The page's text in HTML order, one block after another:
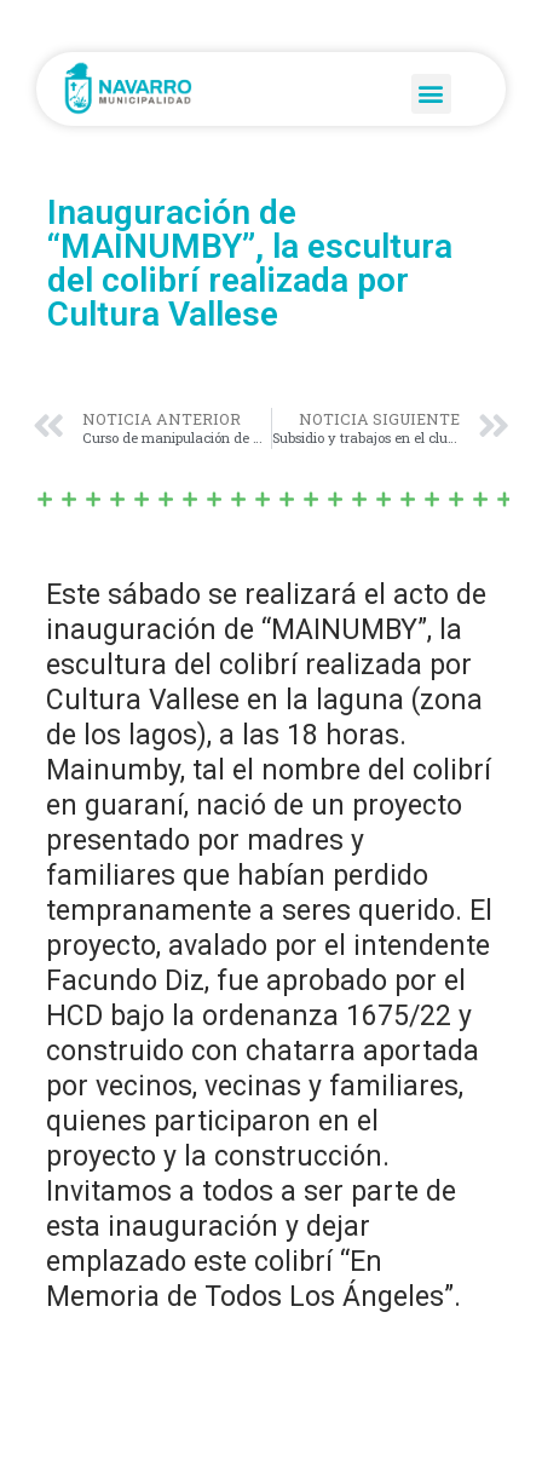
Inauguración de
“MAINUMBY”, la escultura
del colibrí realizada por
Cultura Vallese
NOTICIA ANTERIOR
Curso de manipulación de alimentos
NOTICIA SIGUIENTE
Subsidio y trabajos en el club Jorge Brown de Villa Moll
Este sábado se realizará el acto de
inauguración de “MAINUMBY”, la
escultura del colibrí realizada por
Cultura Vallese en la laguna (zona
de los lagos), a las 18 horas.
Mainumby, tal el nombre del colibrí
en guaraní, nació de un proyecto
presentado por madres y
familiares que habían perdido
tempranamente a seres querido. El
proyecto, avalado por el intendente
Facundo Diz, fue aprobado por el
HCD bajo la ordenanza 1675/22 y
construido con chatarra aportada
por vecinos, vecinas y familiares,
quienes participaron en el
proyecto y la construcción.
Invitamos a todos a ser parte de
esta inauguración y dejar
emplazado este colibrí “En
Memoria de Todos Los Ángeles”.